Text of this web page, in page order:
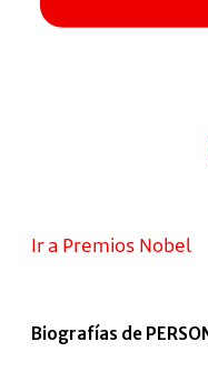
Ir a Premios Nobel
Biografías de